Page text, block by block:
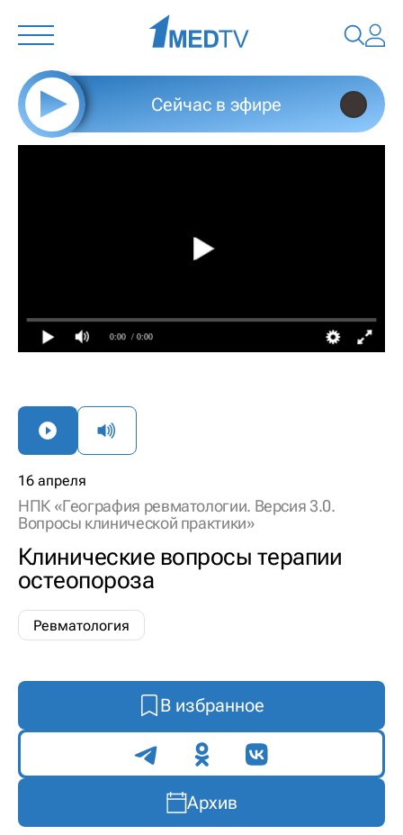
Сейчас в эфире
0:00 / 0:00
16 апреля
НПК «География ревматологии. Версия 3.0.
Вопросы клинической практики»
Клинические вопросы терапии
остеопороза
Ревматология
В избранное
Поделиться
Архив